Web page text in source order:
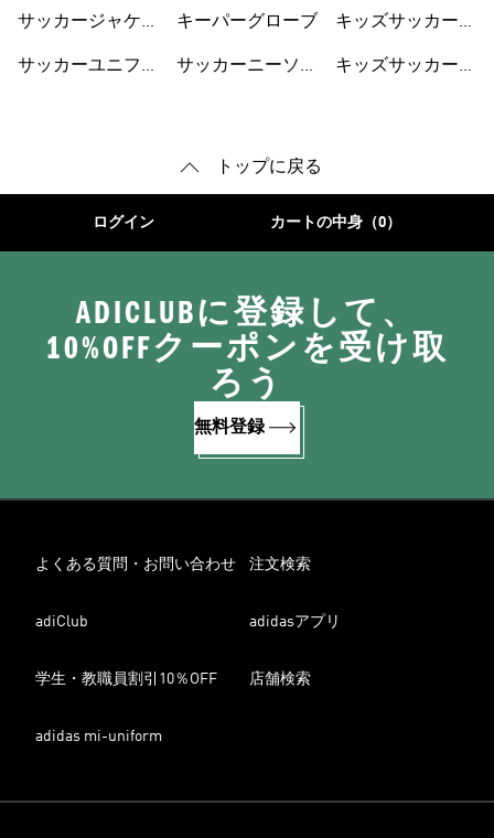
サッカージャケッ
サッカーユニフォ
キーパーグローブ
サッカーニーソッ
キッズサッカーウ
キッズサッカーシ
トップに戻る
ログイン カートの中身（0）
ADICLUBに登録して、
10%OFFクーポンを受け取
ろう
無料登録
よくある質問・お問い合わせ 注文検索
adiClub adidasアプリ
学生・教職員割引10％OFF 店舗検索
adidas mi-uniform